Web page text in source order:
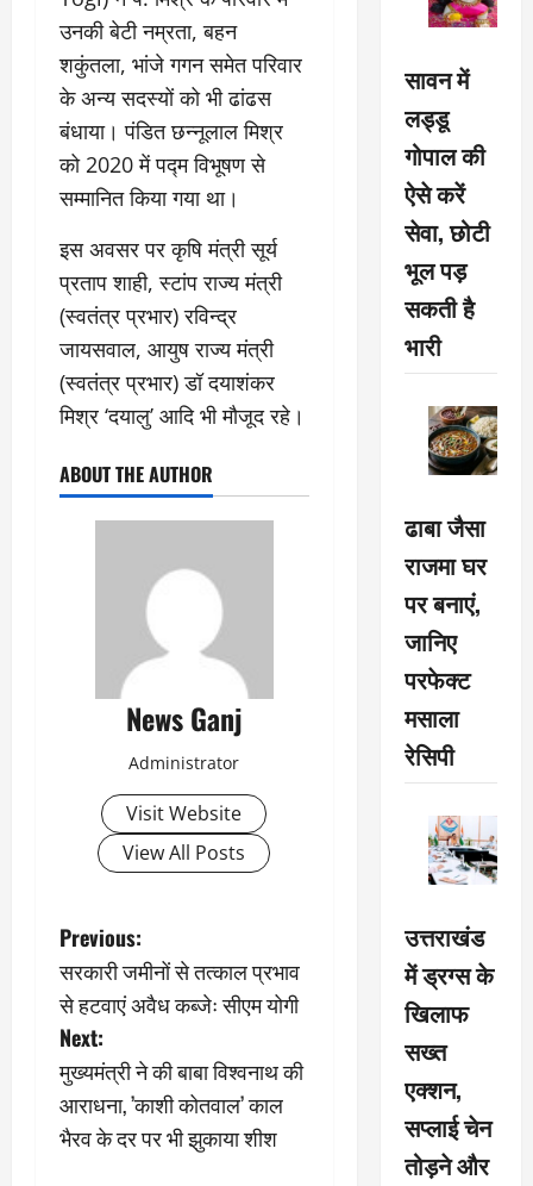
उनकी बेटी नम्रता, बहन
शकुंतला, भांजे गगन समेत परिवार
के अन्य सदस्यों को भी ढांढस
बंधाया। पंडित छन्नूलाल मिश्र
को 2020 में पद्म विभूषण से
सम्मानित किया गया था।
इस अवसर पर कृषि मंत्री सूर्य
प्रताप शाही, स्टांप राज्य मंत्री
(स्वतंत्र प्रभार) रविन्द्र
जायसवाल, आयुष राज्य मंत्री
(स्वतंत्र प्रभार) डॉ दयाशंकर
मिश्र ‘दयालु’ आदि भी मौजूद रहे।
ABOUT THE AUTHOR
News Ganj
Administrator
Visit Website
View All Posts
P
o
s
t
n
Previous:
सरकारी जमीनों से तत्काल प्रभाव
से हटवाएं अवैध कब्जेः सीएम योगी
Next:
मुख्यमंत्री ने की बाबा विश्वनाथ की
आराधना, ’काशी कोतवाल’ काल
भैरव के दर पर भी झुकाया शीश
सावन में
लड्डू
गोपाल की
ऐसे करें
सेवा, छोटी
भूल पड़
सकती है
भारी
ढाबा जैसा
राजमा घर
पर बनाएं,
जानिए
परफेक्ट
मसाला
रेसिपी
उत्तराखंड
में ड्रग्स के
खिलाफ
सख्त
एक्शन,
सप्लाई चेन
तोड़ने और